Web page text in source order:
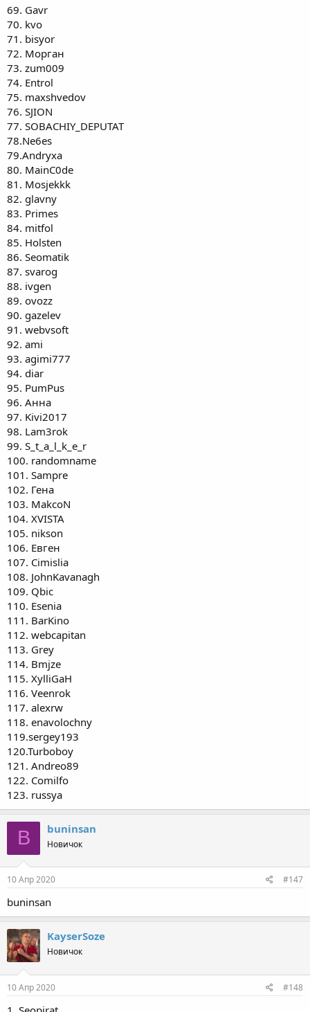
69. Gavr
70. kvo
71. bisyor
72. Морган
73. zum009
74. Entrol
75. maxshvedov
76. SJION
77. SOBACHIY_DEPUTAT
78.Ne6es
79.Andryxa
80. MainC0de
81. Mosjekkk
82. glavny
83. Primes
84. mitfol
85. Holsten
86. Seomatik
87. svarog
88. ivgen
89. ovozz
90. gazelev
91. webvsoft
92. ami
93. agimi777
94. diar
95. PumPus
96. Анна
97. Kivi2017
98. Lam3rok
99. S_t_a_l_k_e_r
100. randomname
101. Sampre
102. Гена
103. MakcoN
104. XVISTA
105. nikson
106. Евген
107. Cimislia
108. JohnKavanagh
109. Qbic
110. Esenia
111. BarKino
112. webcapitan
113. Grey
114. Bmjze
115. XylliGaH
116. Veenrok
117. alexrw
118. enavolochny
119.sergey193
120.Turboboy
121. Andreo89
122. Comilfo
123. russya
B buninsan
Новичок
10 Апр 2020 #147
buninsan
KayserSoze
Новичок
10 Апр 2020 #148